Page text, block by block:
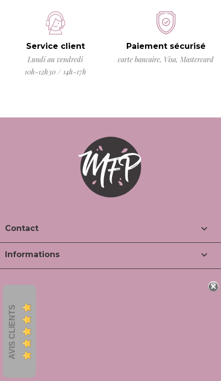
Service client
Lundi au vendredi
10h-12h30 / 14h-17h
Paiement sécurisé
carte bancaire, Visa, Mastercard
Contact 
Informations 
AVIS CLIENTS